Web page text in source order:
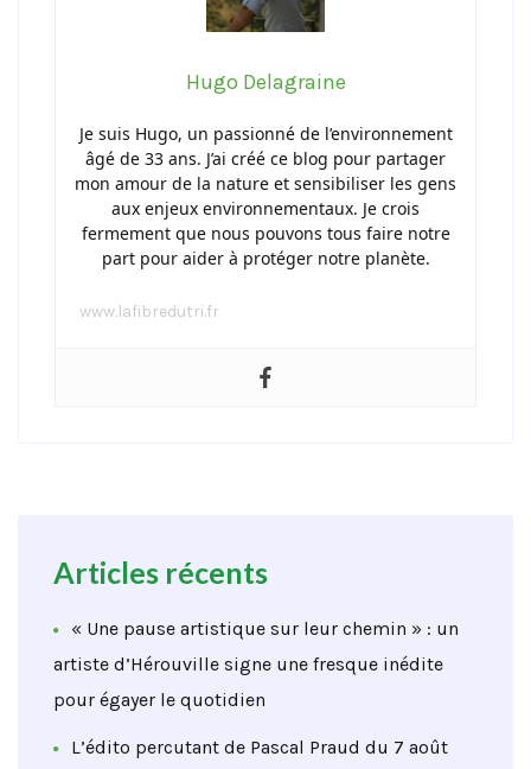
Hugo Delagraine
Je suis Hugo, un passionné de l’environnement
âgé de 33 ans. J’ai créé ce blog pour partager
mon amour de la nature et sensibiliser les gens
aux enjeux environnementaux. Je crois
fermement que nous pouvons tous faire notre
part pour aider à protéger notre planète.
www.lafibredutri.fr
Articles récents
« Une pause artistique sur leur chemin » : un
artiste d’Hérouville signe une fresque inédite
pour égayer le quotidien
L’édito percutant de Pascal Praud du 7 août